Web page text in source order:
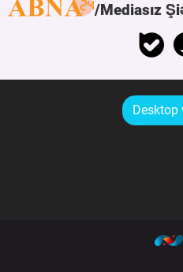
Mediasız
Desktop